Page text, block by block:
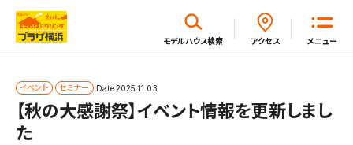
メニュー
モデルハウス検索 アクセス
イベント セミナー Date2025.11.03
【秋の大感謝祭】イベント情報を更新しまし
た
閉じる
ホーム